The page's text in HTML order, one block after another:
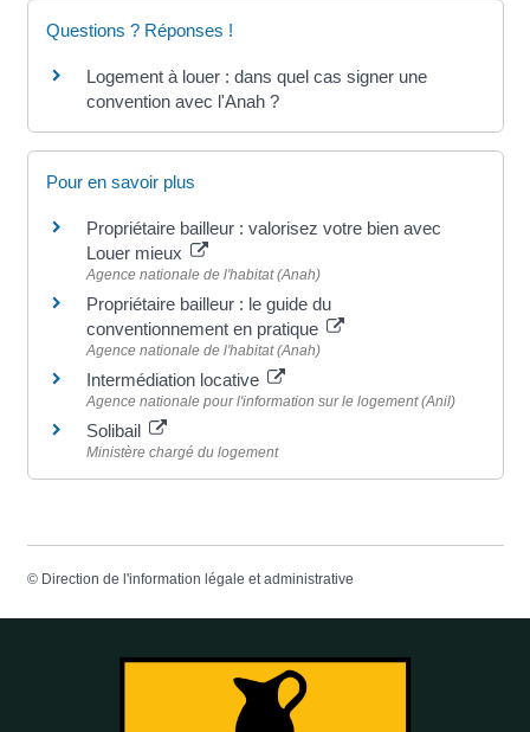
Questions ? Réponses !
Logement à louer : dans quel cas signer une
convention avec l'Anah ?
Pour en savoir plus
Propriétaire bailleur : valorisez votre bien avec
Louer mieux
Agence nationale de l'habitat (Anah)
Propriétaire bailleur : le guide du
conventionnement en pratique
Agence nationale de l'habitat (Anah)
Intermédiation locative
Agence nationale pour l'information sur le logement (Anil)
Solibail
Ministère chargé du logement
© Direction de l'information légale et administrative